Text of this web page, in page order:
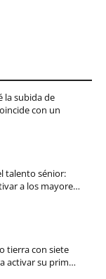
la subida de
con un
talento sénior:
a los mayore…
tierra con siete
activar su prim…